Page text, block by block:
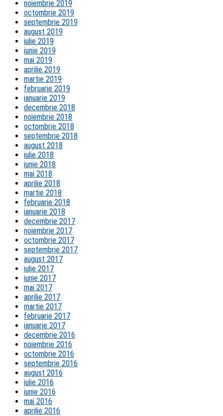
noiembrie 2019
octombrie 2019
septembrie 2019
august 2019
iulie 2019
iunie 2019
mai 2019
aprilie 2019
martie 2019
februarie 2019
ianuarie 2019
decembrie 2018
noiembrie 2018
octombrie 2018
septembrie 2018
august 2018
iulie 2018
iunie 2018
mai 2018
aprilie 2018
martie 2018
februarie 2018
ianuarie 2018
decembrie 2017
noiembrie 2017
octombrie 2017
septembrie 2017
august 2017
iulie 2017
iunie 2017
mai 2017
aprilie 2017
martie 2017
februarie 2017
ianuarie 2017
decembrie 2016
noiembrie 2016
octombrie 2016
septembrie 2016
august 2016
iulie 2016
iunie 2016
mai 2016
aprilie 2016